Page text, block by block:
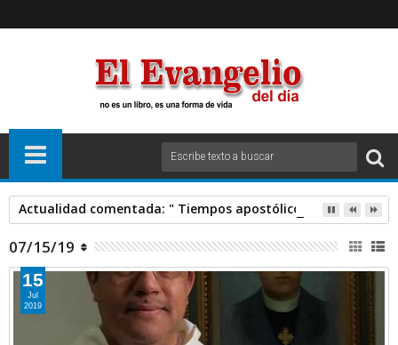
Actualidad comentada: " Tiempos apostólicos" Padre
07/15/19
15
Jul
2019